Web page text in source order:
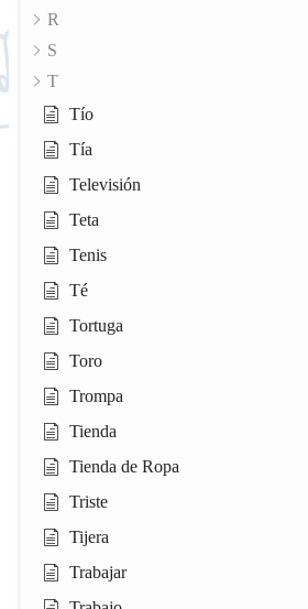
R
S
T
Tío
Tía
Televisión
Teta
Tenis
Té
Tortuga
Toro
Trompa
Tienda
Tienda de Ropa
Triste
Tijera
Trabajar